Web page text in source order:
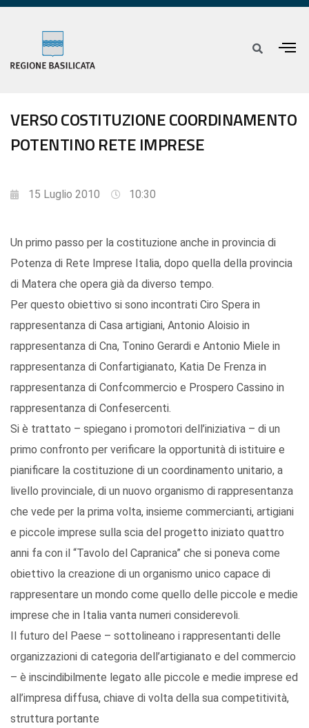
VERSO COSTITUZIONE COORDINAMENTO
POTENTINO RETE IMPRESE
15 Luglio 2010 10:30
Un primo passo per la costituzione anche in provincia di
Potenza di Rete Imprese Italia, dopo quella della provincia
di Matera che opera già da diverso tempo.
Per questo obiettivo si sono incontrati Ciro Spera in
rappresentanza di Casa artigiani, Antonio Aloisio in
rappresentanza di Cna, Tonino Gerardi e Antonio Miele in
rappresentanza di Confartigianato, Katia De Frenza in
rappresentanza di Confcommercio e Prospero Cassino in
rappresentanza di Confesercenti.
Si è trattato – spiegano i promotori dell’iniziativa – di un
primo confronto per verificare la opportunità di istituire e
pianificare la costituzione di un coordinamento unitario, a
livello provinciale, di un nuovo organismo di rappresentanza
che vede per la prima volta, insieme commercianti, artigiani
e piccole imprese sulla scia del progetto iniziato quattro
anni fa con il “Tavolo del Capranica” che si poneva come
obiettivo la creazione di un organismo unico capace di
rappresentare un mondo come quello delle piccole e medie
imprese che in Italia vanta numeri considerevoli.
Il futuro del Paese – sottolineano i rappresentanti delle
organizzazioni di categoria dell’artigianato e del commercio
– è inscindibilmente legato alle piccole e medie imprese ed
all’impresa diffusa, chiave di volta della sua competitività,
struttura portante